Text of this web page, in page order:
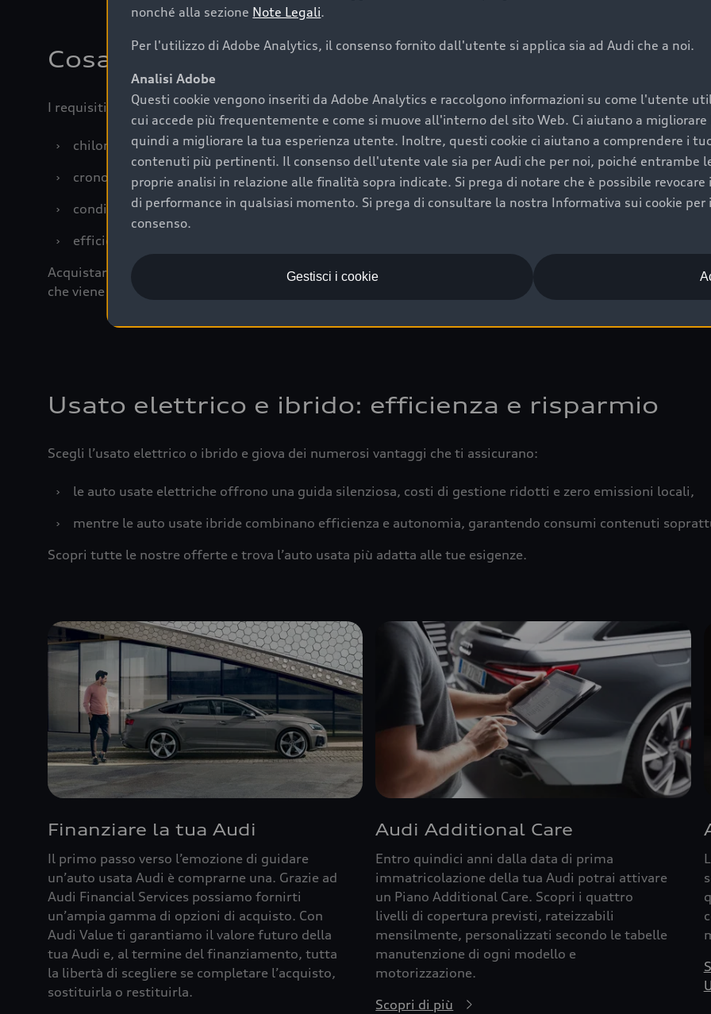
Cosa sapere prima di acquistare la tua prossima
I requisiti fondamentali da considerare prima di acquistare un’auto usata, oltre al prezzo e all'aspetto,
›
chilometraggio: un valore contenuto corrisponde a uno stato migliore del veicolo e a una maggiore
›
cronologia dei tagliandi: una documentazione completa della vettura certifica una manutenzione
›
condizioni della carrozzeria e degli interni: una buona conservazione evidenzia cura e attenzione del
›
efficienza meccanica: motore, trasmissione e componenti principali in ottimo stato garantiscono
Acquistare un’auto usata in una Concessionaria ufficiale Audi che offre l’usato garantito tramite Audi
che viene sottoposto a 110 controlli approfonditi e coperto da garanzia fino a 4 anni per una maggiore
Usato elettrico e ibrido: efficienza e risparmio
Scegli l’usato elettrico o ibrido e giova dei numerosi vantaggi che ti assicurano:
›
le auto usate elettriche offrono una guida silenziosa, costi di gestione ridotti e zero emissioni locali,
›
mentre le auto usate ibride combinano efficienza e autonomia, garantendo consumi contenuti
Scopri tutte le nostre offerte e trova l’auto usata più adatta alle tue esigenze.
Finanziare la tua Audi
Il primo passo verso l’emozione di guidare
un’auto usata Audi è comprarne una. Grazie ad
Audi Financial Services possiamo fornirti
un’ampia gamma di opzioni di acquisto. Con
Audi Value ti garantiamo il valore futuro della
tua Audi e, al termine del finanziamento, tutta
la libertà di scegliere se completare l’acquisto,
sostituirla o restituirla.
Audi Additional Care
Entro quindici anni dalla data di prima
immatricolazione della tua Audi potrai attivare
un Piano Additional Care. Scopri i quattro
livelli di copertura previsti, rateizzabili
mensilmente, personalizzati secondo le tabelle
manutenzione di ogni modello e
motorizzazione.
Scopri di più
nonché alla sezione Note Legali.
Per l'utilizzo di Adobe Analytics, il consenso fornito dall'utente si applica sia ad Audi che a noi.
Analisi Adobe
Questi cookie vengono inseriti da Adobe Analytics e raccolgono informazioni su come l'utente
cui accede più frequentemente e come si muove all'interno del sito Web. Ci aiutano a
quindi a migliorare la tua esperienza utente. Inoltre, questi cookie ci aiutano a comprendere i
contenuti più pertinenti. Il consenso dell'utente vale sia per Audi che per noi, poiché entrambe
proprie analisi in relazione alle finalità sopra indicate. Si prega di notare che è possibile
di performance in qualsiasi momento. Si prega di consultare la nostra Informativa sui cookie per
consenso.
Gestisci i cookie